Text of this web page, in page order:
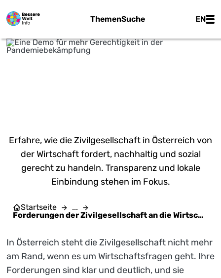
ThemenSuche EN
Flickr | Rasande Tyskar - CC BY-NC 2.0
Erfahre, wie die Zivilgesellschaft in Österreich von
der Wirtschaft fordert, nachhaltig und sozial
gerecht zu handeln. Transparenz und lokale
Einbindung stehen im Fokus.
Startseite
...
Forderungen der Zivilgesellschaft an die Wirtschaft
In Österreich steht die Zivilgesellschaft nicht mehr
am Rand, wenn es um Wirtschaftsfragen geht. Ihre
Forderungen sind klar und deutlich, und sie